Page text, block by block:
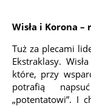
Wisła i Korona
Tuż za plecami
Ekstraklasy.
które, przy
potrafią
„potentatowi”. I